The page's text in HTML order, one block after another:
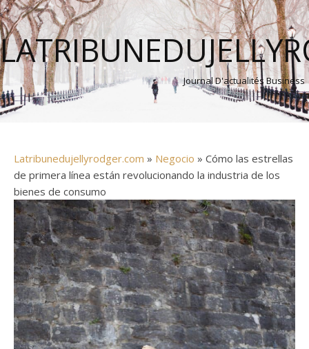
Journal D'actualités Business
Latribunedujellyrodger.com » Negocio » Cómo las estrellas
de primera línea están revolucionando la industria de los
bienes de consumo